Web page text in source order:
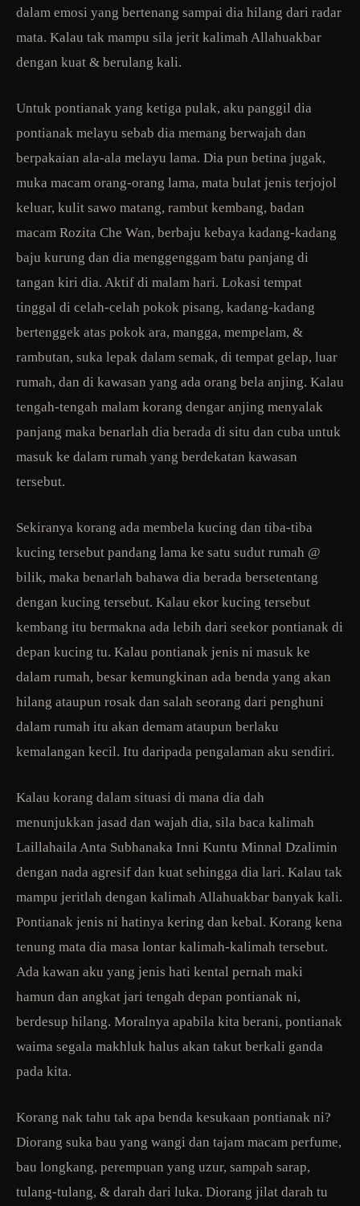
dalam emosi yang bertenang sampai dia hilang dari radar
mata. Kalau tak mampu sila jerit kalimah Allahuakbar
dengan kuat & berulang kali.
Untuk pontianak yang ketiga pulak, aku panggil dia
pontianak melayu sebab dia memang berwajah dan
berpakaian ala-ala melayu lama. Dia pun betina jugak,
muka macam orang-orang lama, mata bulat jenis terjojol
keluar, kulit sawo matang, rambut kembang, badan
macam Rozita Che Wan, berbaju kebaya kadang-kadang
baju kurung dan dia menggenggam batu panjang di
tangan kiri dia. Aktif di malam hari. Lokasi tempat
tinggal di celah-celah pokok pisang, kadang-kadang
bertenggek atas pokok ara, mangga, mempelam, &
rambutan, suka lepak dalam semak, di tempat gelap, luar
rumah, dan di kawasan yang ada orang bela anjing. Kalau
tengah-tengah malam korang dengar anjing menyalak
panjang maka benarlah dia berada di situ dan cuba untuk
masuk ke dalam rumah yang berdekatan kawasan
tersebut.
Sekiranya korang ada membela kucing dan tiba-tiba
kucing tersebut pandang lama ke satu sudut rumah @
bilik, maka benarlah bahawa dia berada bersetentang
dengan kucing tersebut. Kalau ekor kucing tersebut
kembang itu bermakna ada lebih dari seekor pontianak di
depan kucing tu. Kalau pontianak jenis ni masuk ke
dalam rumah, besar kemungkinan ada benda yang akan
hilang ataupun rosak dan salah seorang dari penghuni
dalam rumah itu akan demam ataupun berlaku
kemalangan kecil. Itu daripada pengalaman aku sendiri.
Kalau korang dalam situasi di mana dia dah
menunjukkan jasad dan wajah dia, sila baca kalimah
Laillahaila Anta Subhanaka Inni Kuntu Minnal Dzalimin
dengan nada agresif dan kuat sehingga dia lari. Kalau tak
mampu jeritlah dengan kalimah Allahuakbar banyak kali.
Pontianak jenis ni hatinya kering dan kebal. Korang kena
tenung mata dia masa lontar kalimah-kalimah tersebut.
Ada kawan aku yang jenis hati kental pernah maki
hamun dan angkat jari tengah depan pontianak ni,
berdesup hilang. Moralnya apabila kita berani, pontianak
waima segala makhluk halus akan takut berkali ganda
pada kita.
Korang nak tahu tak apa benda kesukaan pontianak ni?
Diorang suka bau yang wangi dan tajam macam perfume,
bau longkang, perempuan yang uzur, sampah sarap,
tulang-tulang, & darah dari luka. Diorang jilat darah tu